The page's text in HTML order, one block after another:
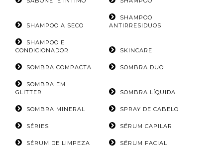
SHAMPOO A SECO
SHAMPOO
ANTIRRESIDUOS
SHAMPOO E
CONDICIONADOR
SKINCARE
SOMBRA COMPACTA SOMBRA DUO
SOMBRA EM
GLITTER
SOMBRA LÍQUIDA
SOMBRA MINERAL SPRAY DE CABELO
SÉRIES SÉRUM CAPILAR
SÉRUM DE LIMPEZA SÉRUM FACIAL